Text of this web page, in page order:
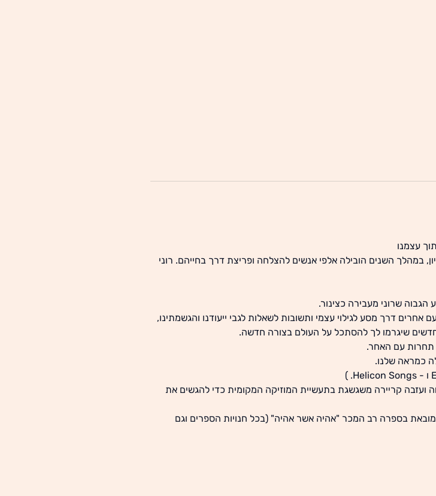
עצמנו
מנטורית ומדריכה עם מעל 30 שנות ניסיון, במהלך השנים הובילה אלפי אנשים להצלחה ופריצת דרך בחייהם. רוני
הגבוה שרוני מעבירה כצינור.
דרך מסע לגילוי עצמי ותשובות לשאלות לגבי ייעודנו והגשמתינו,
שיגרמו לך להסתכל על העולם בצורה חדשה.
תחרות עם האחר.
כמראה שלנו.
ועזבה קריירה משגשגת בתעשיית המוזיקה המקומית כדי להגשים את
בספרה רב המכר "אהיה אשר אהיה" (בכל חנויות הספרים וגם